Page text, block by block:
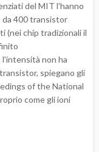
del MIT l'hanno
da 400 transistor
(nei chip tradizionali il
non ha
spiegano gli
of the National
come gli ioni